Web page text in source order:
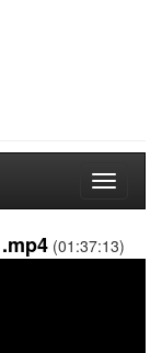
Toggle
(01:37:13)